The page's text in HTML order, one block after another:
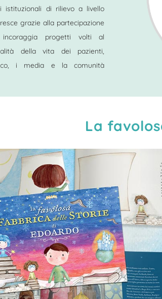
di rilievo a livello
grazie alla partecipazione
progetti volti al
della vita dei pazienti,
i media e la comunità
La